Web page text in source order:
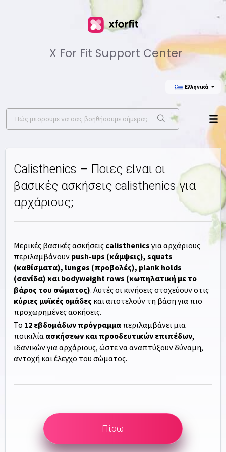
X For Fit Support Center
Ελληνικά
Calisthenics – Ποιες είναι οι
βασικές ασκήσεις calisthenics για
αρχάριους;
Μερικές βασικές ασκήσεις calisthenicsγια αρχάριους
περιλαμβάνουν push-ups (κάμψεις), squats
(καθίσματα), lunges (προβολές), plank holds
(σανίδα) και bodyweight rows (κωπηλατική με το
βάρος του σώματος). Αυτές οι κινήσεις στοχεύουν στις
κύριες μυϊκές ομάδες και αποτελούν τη βάση για πιο
προχωρημένες ασκήσεις.
Το 12 εβδομάδων πρόγραμμα περιλαμβάνει μια
ποικιλία ασκήσεων και προοδευτικών επιπέδων,
ιδανικών για αρχάριους, ώστε να αναπτύξουν δύναμη,
αντοχή και έλεγχο του σώματος.
Πίσω